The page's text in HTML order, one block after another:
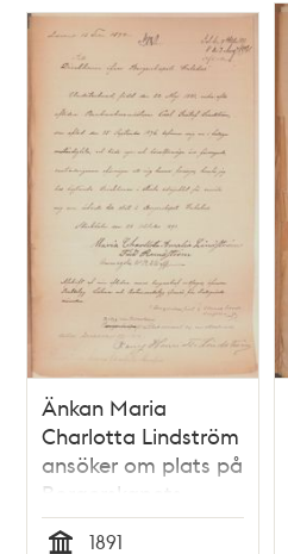
Änkan Maria
Charlotta Lindström
ansöker om plats på
Borgerskapets
änkehus
1891